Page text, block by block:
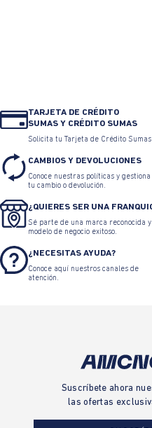
TARJETA DE CRÉDITO
SUMAS Y CRÉDITO SUMAS
Solicita tu Tarjeta de Crédito Sumas
CAMBIOS Y DEVOLUCIONES
Conoce nuestras políticas y gestiona
tu cambio o devolución.
¿QUIERES SER UNA
Sé parte de una marca reconocida y
modelo de negocio exitoso.
¿NECESITAS AYUDA?
Conoce aquí nuestros canales de
atención.
Suscríbete ahora
las ofertas